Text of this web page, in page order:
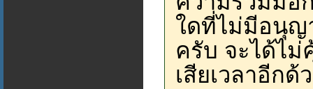
ใดที่ไม่มีอนุญ
ครับ จะได้ไม่
เสียเวลาอีกด้